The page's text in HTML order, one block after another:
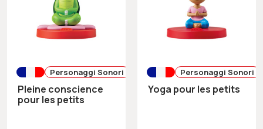
Personaggi Sonori
Pleine conscience
pour les petits
Personaggi Sonori
Yoga pour les petits